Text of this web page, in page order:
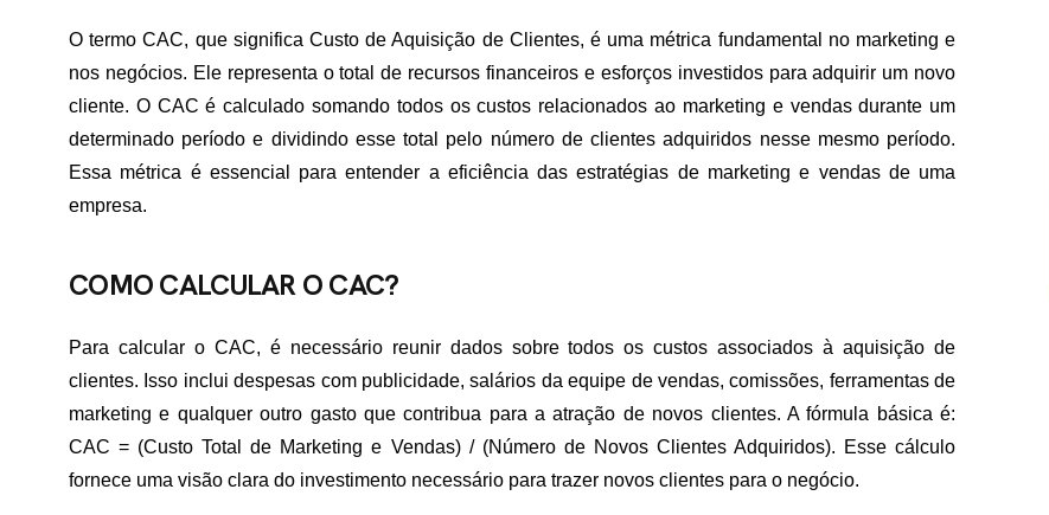
O termo CAC, que significa Custo de Aquisição de Clientes, é uma métrica fundamental no marketing e
nos negócios. Ele representa o total de recursos financeiros e esforços investidos para adquirir um novo
cliente. O CAC é calculado somando todos os custos relacionados ao marketing e vendas durante um
determinado período e dividindo esse total pelo número de clientes adquiridos nesse mesmo período.
Essa métrica é essencial para entender a eficiência das estratégias de marketing e vendas de uma
empresa.
COMO CALCULAR O CAC?
Para calcular o CAC, é necessário reunir dados sobre todos os custos associados à aquisição de
clientes. Isso inclui despesas com publicidade, salários da equipe de vendas, comissões, ferramentas de
marketing e qualquer outro gasto que contribua para a atração de novos clientes. A fórmula básica é:
CAC = (Custo Total de Marketing e Vendas) / (Número de Novos Clientes Adquiridos). Esse cálculo
fornece uma visão clara do investimento necessário para trazer novos clientes para o negócio.